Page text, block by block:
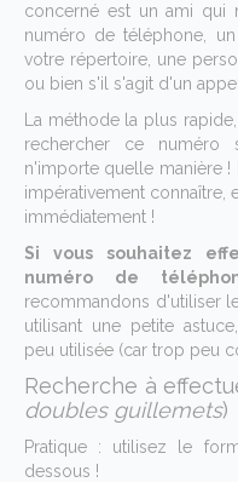
concerné est un ami qui
numéro de téléphone,
votre répertoire, une
ou bien s'il s'agit d'un
La méthode la plus
rechercher ce
n'importe quelle manière !
impérativement connaître,
immédiatement !
Si vous souhaitez
numéro de
recommandons d'utiliser
utilisant une petite
peu utilisée (car trop peu
Recherche à
doubles guillemets)
Pratique : utilisez le
dessous !